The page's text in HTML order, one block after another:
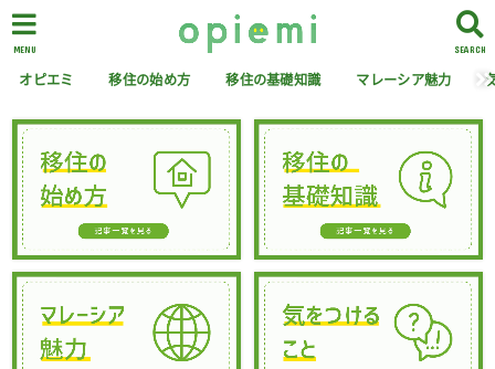
SEARCH
MENU
オピエミ 移住の始め方 移住の基礎知識 マレーシア魅力